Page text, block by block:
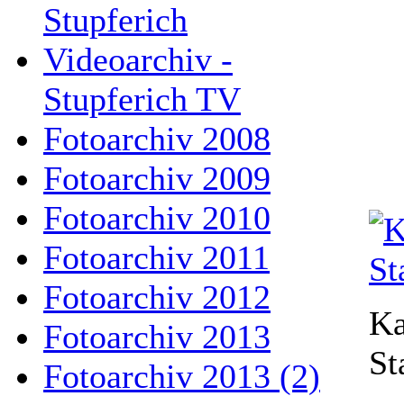
Stupferich
Videoarchiv -
Stupferich TV
Fotoarchiv 2008
Fotoarchiv 2009
Fotoarchiv 2010
Fotoarchiv 2011
Fotoarchiv 2012
Fotoarchiv 2013
Fotoarchiv 2013 (2)